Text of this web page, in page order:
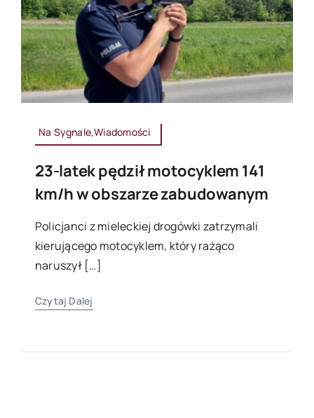
Na Sygnale,Wiadomości
23-latek pędził motocyklem 141
km/h w obszarze zabudowanym
Policjanci z mieleckiej drogówki zatrzymali
kierującego motocyklem, który rażąco
naruszył […]
Czytaj Dalej